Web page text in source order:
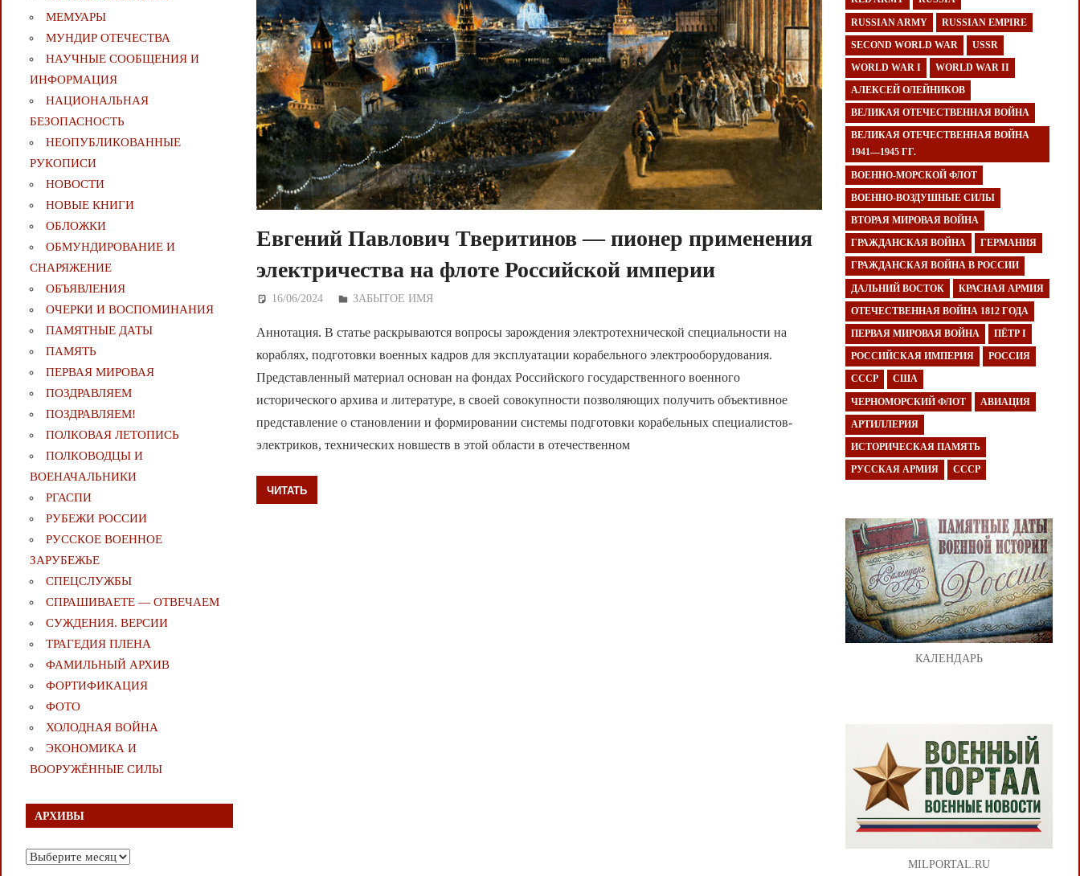
Евгений Павлович Тверитинов — пионер применения
электричества на флоте Российской империи
16/06/2024 Дежурный по Редакции
ЗАБЫТОЕ ИМЯ
Аннотация. В статье раскрываются вопросы зарождения электротехнической специальности на
кораблях, подготовки военных кадров для эксплуатации корабельного электрооборудования.
Представленный материал основан на фондах Российского государственного военного
исторического архива и литературе, в своей совокупности позволяющих получить объективное
представление о становлении и формировании системы подготовки корабельных специалистов-
электриков, технических новшеств в этой области в отечественном
ЧИТАТЬ
МЕМУАРЫ
МУНДИР ОТЕЧЕСТВА
НАУЧНЫЕ СООБЩЕНИЯ И
ИНФОРМАЦИЯ
НАЦИОНАЛЬНАЯ
БЕЗОПАСНОСТЬ
НЕОПУБЛИКОВАННЫЕ
РУКОПИСИ
НОВОСТИ
НОВЫЕ КНИГИ
ОБЛОЖКИ
ОБМУНДИРОВАНИЕ И
СНАРЯЖЕНИЕ
ОБЪЯВЛЕНИЯ
ОЧЕРКИ И ВОСПОМИНАНИЯ
ПАМЯТНЫЕ ДАТЫ
ПАМЯТЬ
ПЕРВАЯ МИРОВАЯ
ПОЗДРАВЛЯЕМ
ПОЗДРАВЛЯЕМ!
ПОЛКОВАЯ ЛЕТОПИСЬ
ПОЛКОВОДЦЫ И
ВОЕНАЧАЛЬНИКИ
РГАСПИ
РУБЕЖИ РОССИИ
РУССКОЕ ВОЕННОЕ
ЗАРУБЕЖЬЕ
СПЕЦСЛУЖБЫ
СПРАШИВАЕТЕ — ОТВЕЧАЕМ
СУЖДЕНИЯ. ВЕРСИИ
ТРАГЕДИЯ ПЛЕНА
ФАМИЛЬНЫЙ АРХИВ
ФОРТИФИКАЦИЯ
ФОТО
ХОЛОДНАЯ ВОЙНА
ЭКОНОМИКА И
ВООРУЖЁННЫЕ СИЛЫ
АРХИВЫ
Архивы
RUSSIAN ARMY RUSSIAN EMPIRE
SECOND WORLD WAR USSR
WORLD WAR I WORLD WAR II
АЛЕКСЕЙ ОЛЕЙНИКОВ
ВЕЛИКАЯ ОТЕЧЕСТВЕННАЯ ВОЙНА
ВЕЛИКАЯ ОТЕЧЕСТВЕННАЯ ВОЙНА
1941—1945 ГГ.
ВОЕННО-МОРСКОЙ ФЛОТ
ВОЕННО-ВОЗДУШНЫЕ СИЛЫ
ВТОРАЯ МИРОВАЯ ВОЙНА
ГРАЖДАНСКАЯ ВОЙНА ГЕРМАНИЯ
ГРАЖДАНСКАЯ ВОЙНА В РОССИИ
ДАЛЬНИЙ ВОСТОК КРАСНАЯ АРМИЯ
ОТЕЧЕСТВЕННАЯ ВОЙНА 1812 ГОДА
ПЕРВАЯ МИРОВАЯ ВОЙНА ПЁТР I
РОССИЙСКАЯ ИМПЕРИЯ РОССИЯ
СССР США
ЧЕРНОМОРСКИЙ ФЛОТ АВИАЦИЯ
АРТИЛЛЕРИЯ
ИСТОРИЧЕСКАЯ ПАМЯТЬ
РУССКАЯ АРМИЯ СССР
КАЛЕНДАРЬ
MILPORTAL.RU